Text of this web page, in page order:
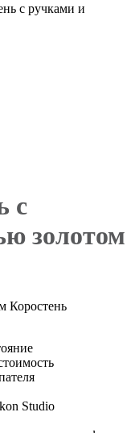
с ручками и
с
золотом
Коростень
Studio